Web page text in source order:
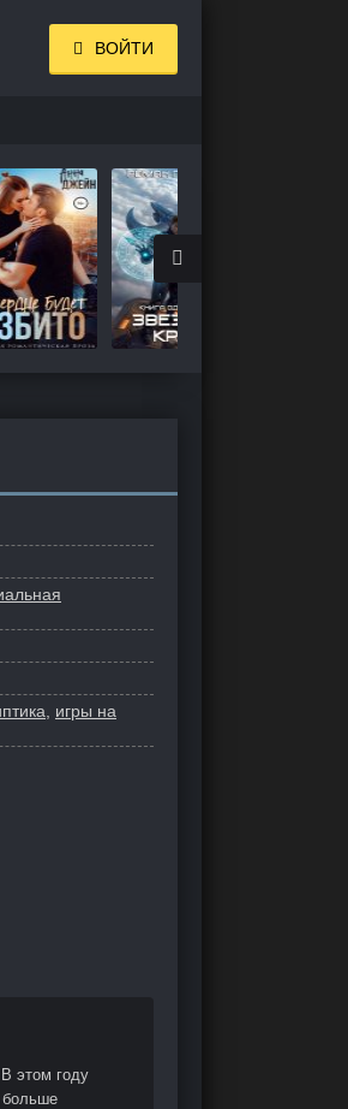
игры на
этом году
больше
ВОЙТИ